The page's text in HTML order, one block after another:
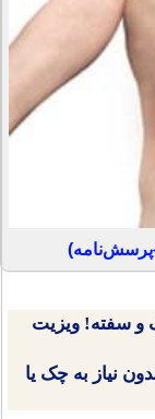
و سفته! ویزیت
نیاز به چک یا